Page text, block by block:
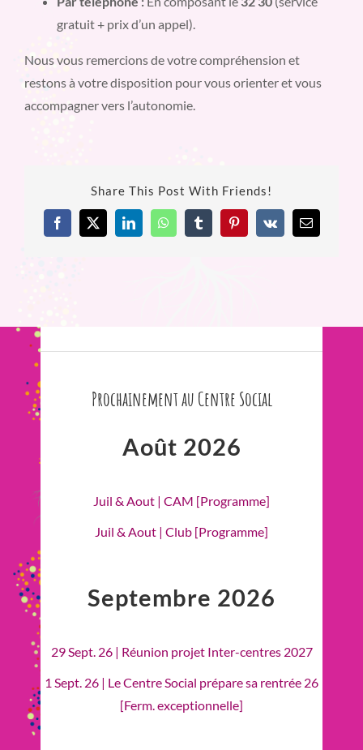
gratuit + prix d’un appel).
Nous vous remercions de votre compréhension et
restons à votre disposition pour vous orienter et vous
accompagner vers l’autonomie.
Share This Post With Friends!
Facebook
X LinkedInWhatsAppTumblrPinterest
Vk Email
Prochainement au Centre Social
Août 2026
Juil & Aout | CAM [Programme]
Juil & Aout | Club [Programme]
Septembre 2026
29 Sept. 26 | Réunion projet Inter-centres 2027
1 Sept. 26 | Le Centre Social prépare sa rentrée 26
[Ferm. exceptionnelle]